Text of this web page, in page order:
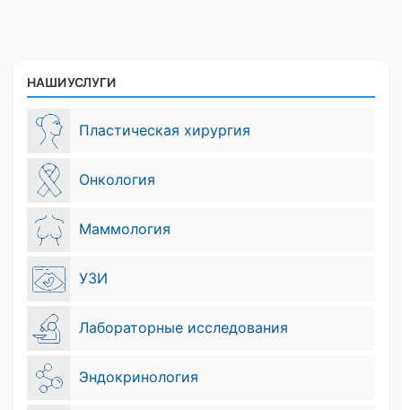
НАШИ УСЛУГИ
Пластическая хирургия
Онкология
Маммология
УЗИ
Лабораторные исследования
Эндокринология